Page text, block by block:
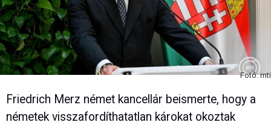
Fotó: mti
Friedrich Merz német kancellár beismerte, hogy a
németek visszafordíthatatlan károkat okoztak